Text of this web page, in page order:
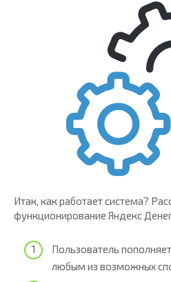
Итак, как работает система?
функционирование Яндекс
Пользователь
любым из возможных